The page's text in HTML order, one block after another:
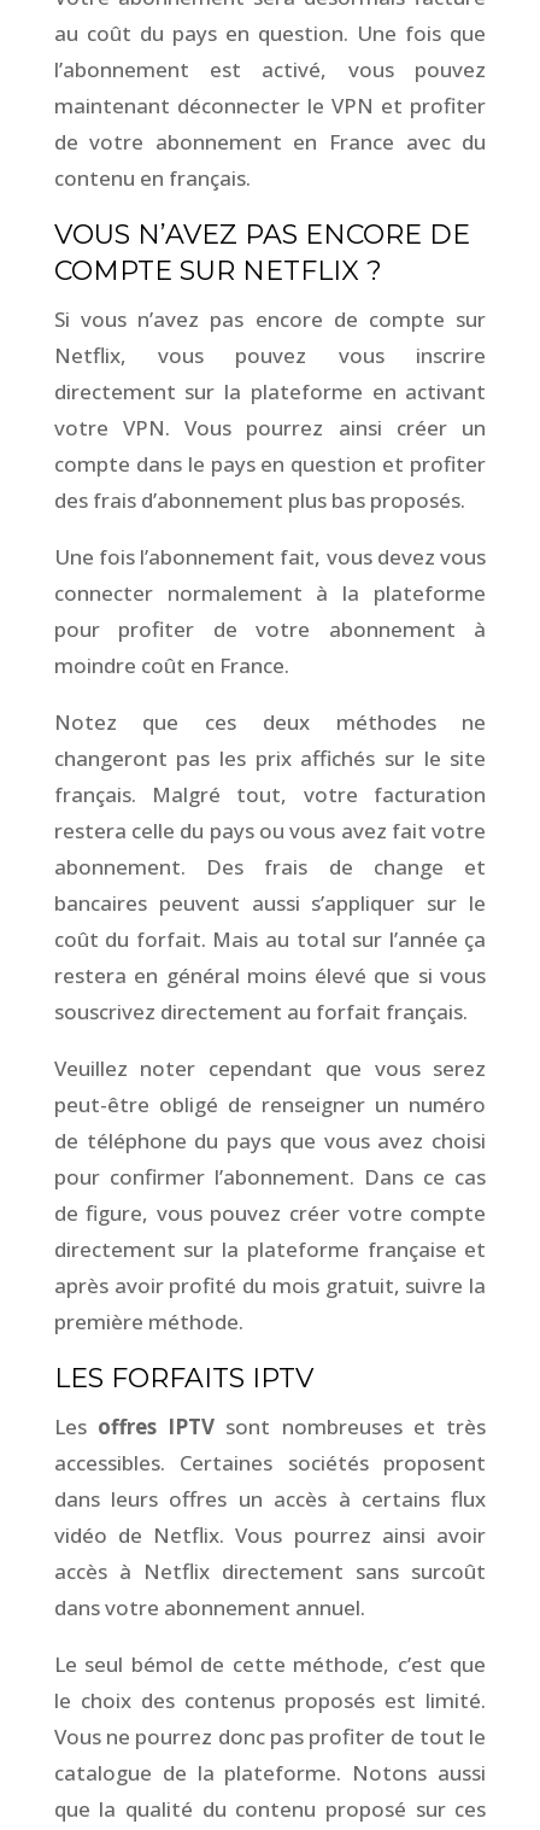
au coût du pays en question. Une fois que
l’abonnement est activé, vous pouvez
maintenant déconnecter le VPN et profiter
de votre abonnement en France avec du
contenu en français.
VOUS N’AVEZ PAS ENCORE DE
COMPTE SUR NETFLIX ?
Si vous n’avez pas encore de compte sur
Netflix, vous pouvez vous inscrire
directement sur la plateforme en activant
votre VPN. Vous pourrez ainsi créer un
compte dans le pays en question et profiter
des frais d’abonnement plus bas proposés.
Une fois l’abonnement fait, vous devez vous
connecter normalement à la plateforme
pour profiter de votre abonnement à
moindre coût en France.
Notez que ces deux méthodes ne
changeront pas les prix affichés sur le site
français. Malgré tout, votre facturation
restera celle du pays ou vous avez fait votre
abonnement. Des frais de change et
bancaires peuvent aussi s’appliquer sur le
coût du forfait. Mais au total sur l’année ça
restera en général moins élevé que si vous
souscrivez directement au forfait français.
Veuillez noter cependant que vous serez
peut-être obligé de renseigner un numéro
de téléphone du pays que vous avez choisi
pour confirmer l’abonnement. Dans ce cas
de figure, vous pouvez créer votre compte
directement sur la plateforme française et
après avoir profité du mois gratuit, suivre la
première méthode.
LES FORFAITS IPTV
Les offres IPTV sont nombreuses et très
accessibles. Certaines sociétés proposent
dans leurs offres un accès à certains flux
vidéo de Netflix. Vous pourrez ainsi avoir
accès à Netflix directement sans surcoût
dans votre abonnement annuel.
Le seul bémol de cette méthode, c’est que
le choix des contenus proposés est limité.
Vous ne pourrez donc pas profiter de tout le
catalogue de la plateforme. Notons aussi
que la qualité du contenu proposé sur ces